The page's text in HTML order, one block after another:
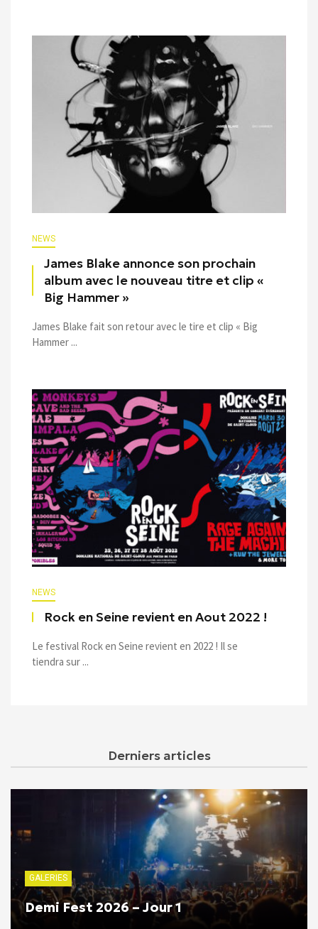
NEWS
James Blake annonce son prochain
album avec le nouveau titre et clip «
Big Hammer »
James Blake fait son retour avec le tire et clip « Big
Hammer ...
NEWS
Rock en Seine revient en Aout 2022 !
Le festival Rock en Seine revient en 2022 ! Il se
tiendra sur ...
Derniers articles
GALERIES
Demi Fest 2026 – Jour 1